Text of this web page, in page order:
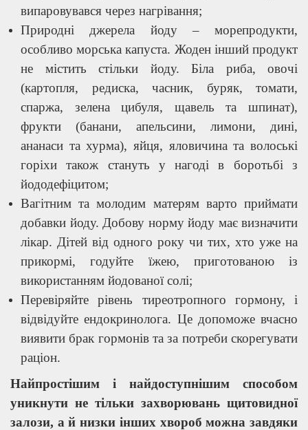
випаровувався через нагрівання;
Природні джерела йоду – морепродукти,
особливо морська капуста. Жоден інший продукт
не містить стільки йоду. Біла риба, овочі
(картопля, редиска, часник, буряк, томати,
спаржа, зелена цибуля, щавель та шпинат),
фрукти (банани, апельсини, лимони, дині,
ананаси та хурма), яйця, яловичина та волоські
горіхи також стануть у нагоді в боротьбі з
йододефіцитом;
Вагітним та молодим матерям варто приймати
добавки йоду. Добову норму йоду має визначити
лікар. Дітей від одного року чи тих, хто уже на
прикормі, годуйте їжею, приготованою із
використанням йодованої солі;
Перевіряйте рівень тиреотропного гормону, і
відвідуйте ендокринолога. Це допоможе вчасно
виявити брак гормонів та за потреби скорегувати
раціон.
Найпростішим і найдоступнішим способом
уникнути не тільки захворювань щитовидної
залози, а й низки інших хвороб можна завдяки